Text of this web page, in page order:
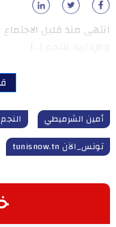
انتهى منذ قليل
أمين الشرميطي
تونس_الآن tunisnow.tn